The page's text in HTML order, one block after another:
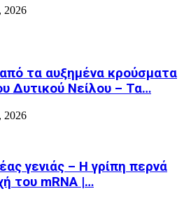
2026
τα αυξημένα κρούσματα
Δυτικού Νείλου – Τα…
2026
γενιάς – Η γρίπη περνά
του mRNA |…